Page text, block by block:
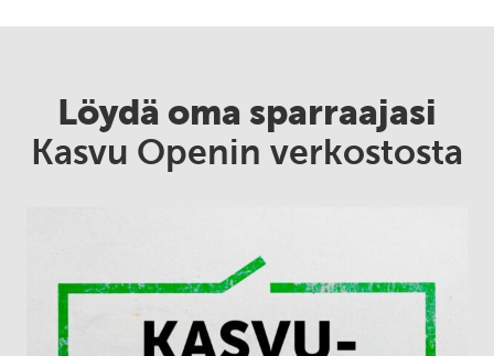
Löydä oma sparraajasi
Kasvu Openin verkostosta